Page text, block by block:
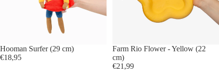
Hooman Surfer (29 cm)
€18,95
Farm Rio Flower - Yellow (22
cm)
€21,99